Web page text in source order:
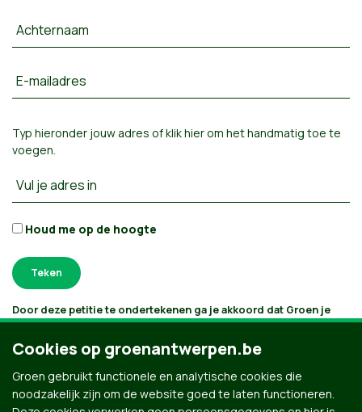
Achternaam
E-mailadres
Typ hieronder jouw adres ofklik hier om het handmatig toe te
voegen.
Vul je adres in
Houd me op de hoogte
Door deze petitie te ondertekenen ga je akkoord dat Groen je
gegevens verwerkt en bijhoudt volgenshaar privacybeleid. Als je
aanvinkt dat je e-mails wilt ontvangen, houden we je op de
hoogte volgens je interesses. Je kan je gegevens opvragen,
laten verbeteren of laten verwijderen.
Cookies op groenantwerpen.be
Groen gebruikt functionele en analytische cookies die
noodzakelijk zijn om de website goed te laten functioneren.